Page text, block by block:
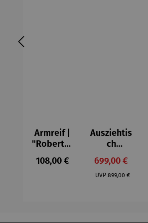
Armreif |
"Roberta"
– Anna
Mütz
Regulärer Preis:
108,00 €
Ausziehtis
ch
Aluminium
– Valor
Verkaufspreis:
699,00 €
UVP Regulärer Preis:
899,00 €